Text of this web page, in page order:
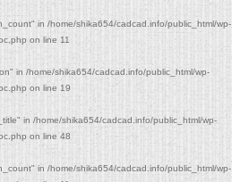
in /home/shika654/cadcad.info/public_html/wp-
on line 11
in /home/shika654/cadcad.info/public_html/wp-
on line 19
in /home/shika654/cadcad.info/public_html/wp-
on line 48
in /home/shika654/cadcad.info/public_html/wp-